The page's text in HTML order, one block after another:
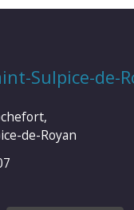
Sulpice-de-
de-Royan